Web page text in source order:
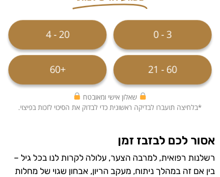
3 - 0
20 - 4
60 - 21
+60
שאלון אישי ומאובטח
*בלחיצה תועברו לבדיקה ראשונית כדי לבדוק את הסיכוי לזכות בפיצוי.
אסור לכם לבזבז זמן
רשלנות רפואית, למרבה הצער, עלולה לקרות לנו בכל גיל –
בין אם זה במהלך ניתוח, מעקב הריון, אבחון שגוי של מחלות